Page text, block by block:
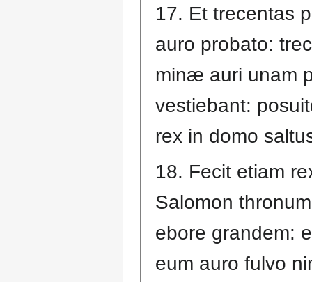
17. Et trecentas
auro probato:
minæ auri unam
vestiebant:
rex in domo
18. Fecit etiam
Salomon
ebore grandem:
eum auro fulvo